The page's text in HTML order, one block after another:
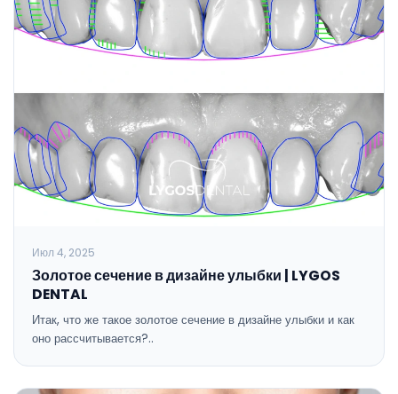
Июл 4, 2025
Золотое сечение в дизайне улыбки | LYGOS
DENTAL
Итак, что же такое золотое сечение в дизайне улыбки и как
оно рассчитывается?..